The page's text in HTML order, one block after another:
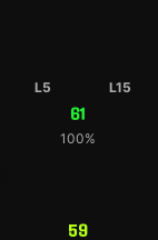
L5 L15
61
100%
59